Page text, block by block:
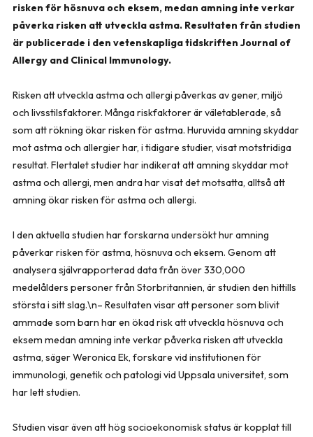
risken för hösnuva och eksem, medan amning inte verkar
påverka risken att utveckla astma. Resultaten från studien
är publicerade i den vetenskapliga tidskriften Journal of
Allergy and Clinical Immunology.
Risken att utveckla astma och allergi påverkas av gener, miljö
och livsstilsfaktorer. Många riskfaktorer är väletablerade, så
som att rökning ökar risken för astma. Huruvida amning skyddar
mot astma och allergier har, i tidigare studier, visat motstridiga
resultat. Flertalet studier har indikerat att amning skyddar mot
astma och allergi, men andra har visat det motsatta, alltså att
amning ökar risken för astma och allergi.
I den aktuella studien har forskarna undersökt hur amning
påverkar risken för astma, hösnuva och eksem. Genom att
analysera självrapporterad data från över 330,000
medelålders personer från Storbritannien, är studien den hittills
största i sitt slag.\n– Resultaten visar att personer som blivit
ammade som barn har en ökad risk att utveckla hösnuva och
eksem medan amning inte verkar påverka risken att utveckla
astma, säger Weronica Ek, forskare vid institutionen för
immunologi, genetik och patologi vid Uppsala universitet, som
har lett studien.
Studien visar även att hög socioekonomisk status är kopplat till